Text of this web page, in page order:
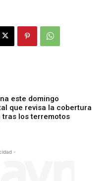
este domingo
que revisa la cobertura
tras los terremotos
-